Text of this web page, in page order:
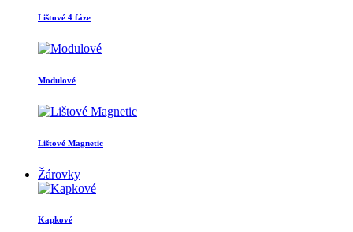
Lištové 4 fáze
Modulové
Lištové Magnetic
Žárovky
Kapkové